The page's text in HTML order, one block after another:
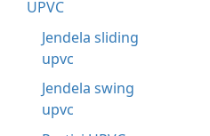
UPVC
Jendela sliding
upvc
Jendela swing
upvc